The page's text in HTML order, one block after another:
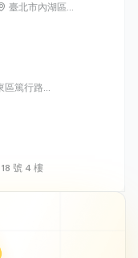
臺北市內湖區瑞
區篤行路6
號 4 樓